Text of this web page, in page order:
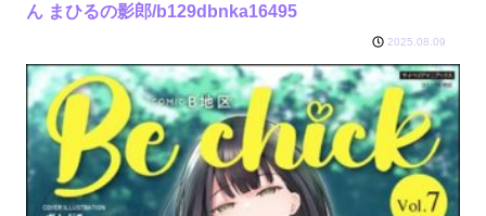
ん まひるの影郎/b129dbnka16495
2025.08.09